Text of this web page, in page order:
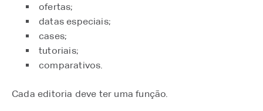
ofertas;
datas especiais;
cases;
tutoriais;
comparativos.
Cada editoria deve ter uma função.